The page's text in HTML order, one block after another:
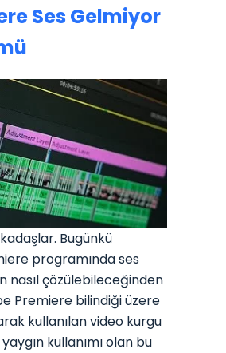
Ses Gelmiyor
Bugünkü
programında ses
nasıl çözülebileceğinden
Premiere bilindiği üzere
kullanılan video kurgu
kullanımı olan bu